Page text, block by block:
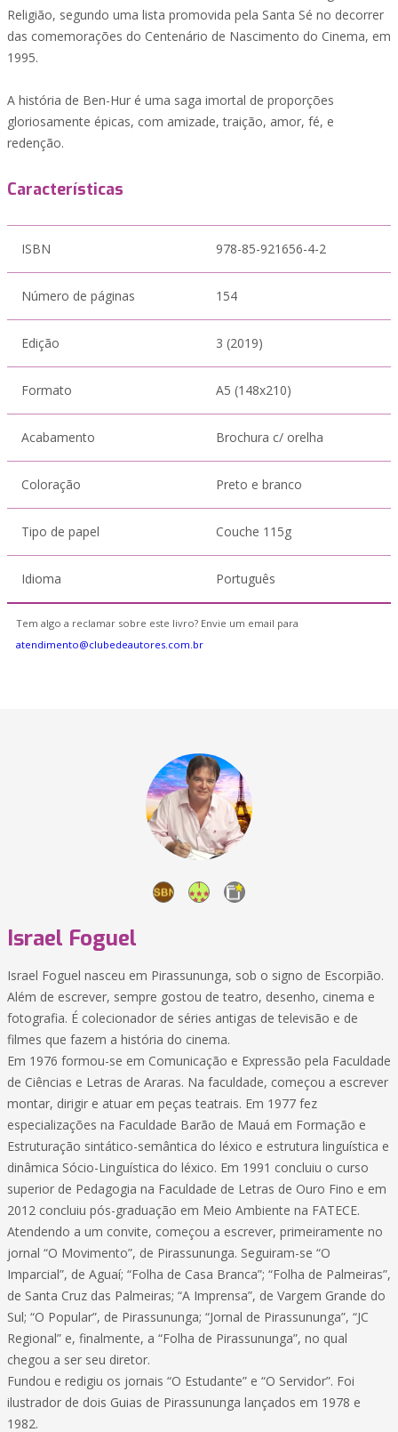
Religião, segundo uma lista promovida pela Santa Sé no decorrer
das comemorações do Centenário de Nascimento do Cinema, em
1995.
A história de Ben-Hur é uma saga imortal de proporções
gloriosamente épicas, com amizade, traição, amor, fé, e
redenção.
Características
ISBN 978-85-921656-4-2
Número de páginas 154
Edição 3 (2019)
Formato A5 (148x210)
Acabamento Brochura c/ orelha
Coloração Preto e branco
Tipo de papel Couche 115g
Idioma Português
Tem algo a reclamar sobre este livro? Envie um email para
atendimento@clubedeautores.com.br
Israel Foguel
Israel Foguel nasceu em Pirassununga, sob o signo de Escorpião.
Além de escrever, sempre gostou de teatro, desenho, cinema e
fotografia. É colecionador de séries antigas de televisão e de
filmes que fazem a história do cinema.
Em 1976 formou-se em Comunicação e Expressão pela Faculdade
de Ciências e Letras de Araras. Na faculdade, começou a escrever
montar, dirigir e atuar em peças teatrais. Em 1977 fez
especializações na Faculdade Barão de Mauá em Formação e
Estruturação sintático-semântica do léxico e estrutura linguística e
dinâmica Sócio-Linguística do léxico. Em 1991 concluiu o curso
superior de Pedagogia na Faculdade de Letras de Ouro Fino e em
2012 concluiu pós-graduação em Meio Ambiente na FATECE.
Atendendo a um convite, começou a escrever, primeiramente no
jornal “O Movimento”, de Pirassununga. Seguiram-se “O
Imparcial”, de Aguaí; “Folha de Casa Branca”; “Folha de Palmeiras”,
de Santa Cruz das Palmeiras; “A Imprensa”, de Vargem Grande do
Sul; “O Popular”, de Pirassununga; “Jornal de Pirassununga”, “JC
Regional” e, finalmente, a “Folha de Pirassununga”, no qual
chegou a ser seu diretor.
Fundou e redigiu os jornais “O Estudante” e “O Servidor”. Foi
ilustrador de dois Guias de Pirassununga lançados em 1978 e
1982.